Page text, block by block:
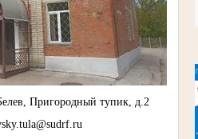
Пригородный тупик, д.2